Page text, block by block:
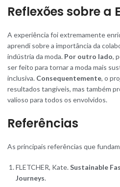
Reflexões sobre a
A experiência foi extremamente
aprendi sobre a importância da
indústria da moda. Por outro lado,
ser feito para tornar a moda mais
inclusiva. Consequentemente, o
resultados tangíveis, mas também
valioso para todos os envolvidos.
Referências
As principais referências que
FLETCHER, Kate.Sustainable
Journeys.